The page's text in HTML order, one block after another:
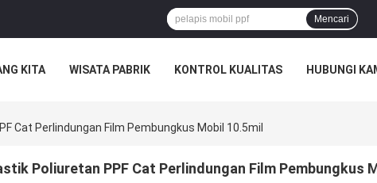
Mencari
KITA WISATA PABRIK KONTROL KUALITAS HUBUNGI
Cat Perlindungan Film Pembungkus Mobil 10.5mil
Poliuretan PPF Cat Perlindungan Film Pembungkus